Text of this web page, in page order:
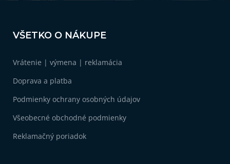
VŠETKO O NÁKUPE
Vrátenie | výmena | reklamácia
Doprava a platba
Podmienky ochrany osobných údajov
Všeobecné obchodné podmienky
Reklamačný poriadok